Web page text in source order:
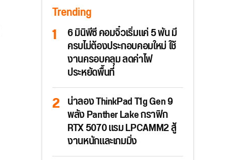
Trending
6 มินิพีซี คอมจิ๋วเริ่มแค่ 5 พัน มี
ครบไม่ต้องประกอบคอมใหม่ ใช้
งานครอบคลุม ลดค่าไฟ
ประหยัดพื้นที่
น่าลอง ThinkPad T1g Gen 9
พลัง Panther Lake กราฟิก
RTX 5070 แรม LPCAMM2 สู้
งานหนักและเกมมิ่ง